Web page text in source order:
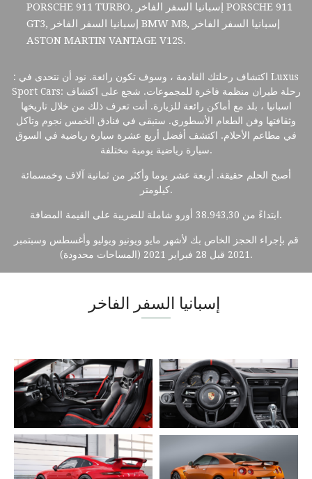
PORSCHE 911 TURBO, إسبانيا السفر الفاخر PORSCHE 911
GT3, إسبانيا السفر الفاخر BMW M8, إسبانيا السفر الفاخر
ASTON MARTIN VANTAGE V12S.
: اكتشاف رحلتك القادمة ، وسوف تكون رائعة. نود أن نتحدى في Luxus
Sport Cars: رحلة طيران منظمة فاخرة للمجموعات. شجع على اكتشاف
اسبانيا ، بلد مع أماكن رائعة للزيارة. أنت تعرف ذلك من خلال تاريخها
وثقافتها وفن الطعام الأسطوري. ستبقى في فنادق الخمس نجوم وتاكل
في مطاعم الأحلام. اكتشف أفضل أربع عشرة سيارة رياضية في السوق
سيارة رياضية يومية مختلفة.
أصبح الحلم حقيقة. أربعة عشر يوما وأكثر من ثمانية آلاف وخمسمائة
كيلومتر.
ابتداءً من 38.943,30 أورو شاملة للضريبة على القيمة المضافة.
قم بإجراء الحجز الخاص بك لأشهر مايو ويونيو ويوليو وأغسطس وسبتمبر
2021 قبل 28 فبراير 2021 (المساحات محدودة).